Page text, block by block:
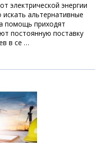
электрической энергии
альтернативные
помощь приходят
постоянную поставку
в се …